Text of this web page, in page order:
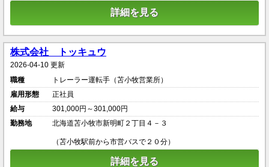
詳細を見る
株式会社 トッキュウ
2026-04-10 更新
職種
トレーラー運転手（苫小牧営業所）
雇用形態
正社員
給与
301,000円～301,000円
勤務地
北海道苫小牧市新明町２丁目４－３
（苫小牧駅前から市営バスで２０分）
詳細を見る